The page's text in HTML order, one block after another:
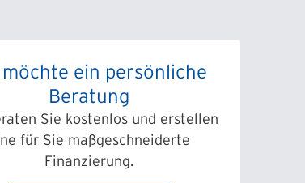
ein persönliche
Beratung
Sie kostenlos und erstellen
für Sie maßgeschneiderte
Finanzierung.